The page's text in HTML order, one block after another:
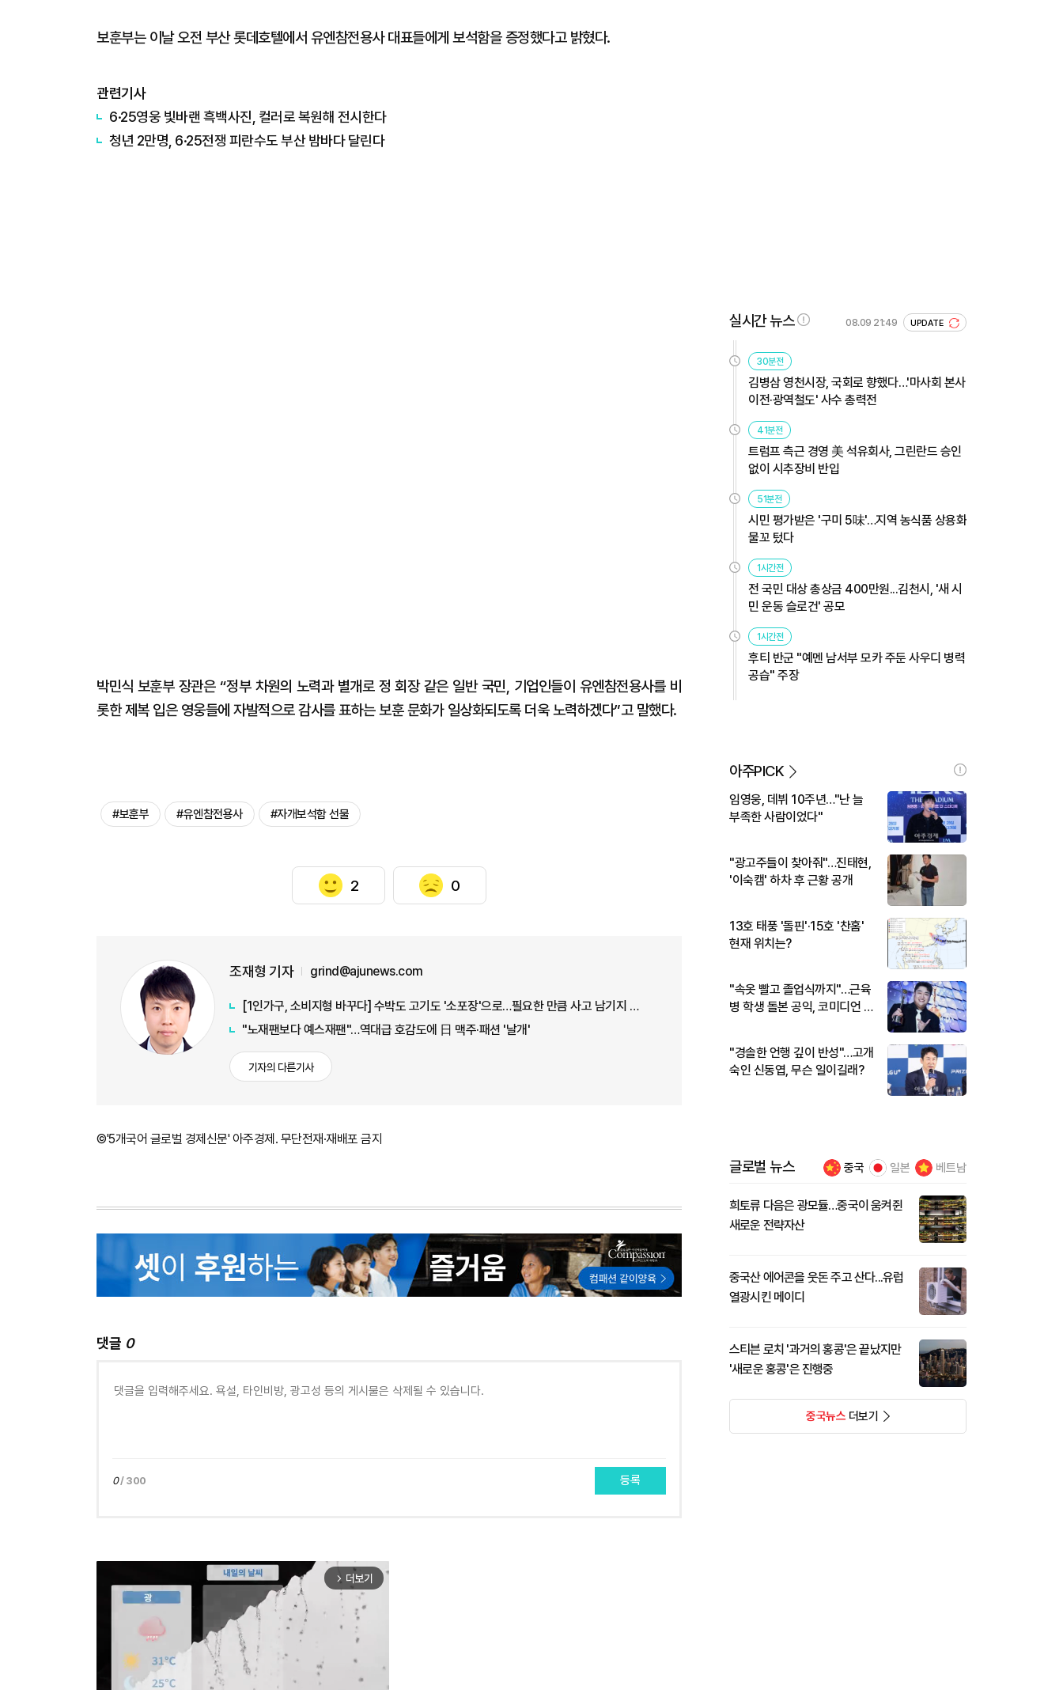
보훈부는 이날 오전 부산 롯데호텔에서 유엔참전용사 대표들에게 보석함을 증정했다고 밝혔다.
관련기사
​6·25영웅 빛바랜 흑백사진, 컬러로 복원해 전시한다
​청년 2만명, 6·25전쟁 피란수도 부산 밤바다 달린다
박민식 보훈부 장관은 “정부 차원의 노력과 별개로 정 회장 같은 일반 국민, 기업인들이 유엔참전용사를 비
롯한 제복 입은 영웅들에 자발적으로 감사를 표하는 보훈 문화가 일상화되도록 더욱 노력하겠다”고 말했다.
#보훈부 #유엔참전용사 #자개보석함 선물
2 0
조재형 기자 grind@ajunews.com
[1인가구, 소비지형 바꾸다] 수박도 고기도 '소포장'으로…필요한 만큼 사고 남기지 않아요
"노재팬보다 예스재팬"…역대급 호감도에 日 맥주·패션 '날개'
기자의 다른기사
©'5개국어 글로벌 경제신문' 아주경제. 무단전재·재배포 금지
댓글 0
0/ 300 등록
arrow_forward_ios 더보기
실시간 뉴스 08.09 21:49 UPDATE
30분전
김병삼 영천시장, 국회로 향했다…'마사회 본사
이전·광역철도' 사수 총력전
41분전
트럼프 측근 경영 美 석유회사, 그린란드 승인
없이 시추장비 반입
51분전
시민 평가받은 '구미 5味'…지역 농식품 상용화
물꼬 텄다
1시간전
전 국민 대상 총상금 400만원...김천시, '새 시
민 운동 슬로건' 공모
1시간전
후티 반군 "예멘 남서부 모카 주둔 사우디 병력
공습" 주장
아주PICK
임영웅, 데뷔 10주년…"난 늘
부족한 사람이었다"
"광고주들이 찾아줘"…진태현,
'이숙캠' 하차 후 근황 공개
13호 태풍 '돌핀'·15호 '찬홈'
현재 위치는?
"속옷 빨고 졸업식까지"…근육
병 학생 돌본 공익, 코미디언 김
"경솔한 언행 깊이 반성"…고개
숙인 신동엽, 무슨 일이길래?
글로벌 뉴스 중국 일본 베트남
희토류 다음은 광모듈…중국이 움켜쥔
새로운 전략자산
중국산 에어콘을 웃돈 주고 산다...유럽
열광시킨 메이디
스티븐 로치 '과거의 홍콩'은 끝났지만
'새로운 홍콩'은 진행중
중국뉴스더보기